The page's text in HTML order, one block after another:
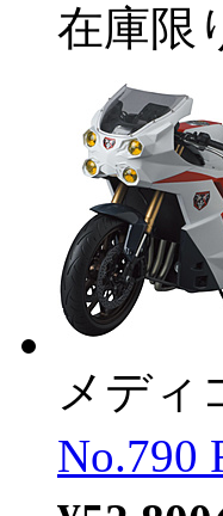
在庫限
メディ
No.790